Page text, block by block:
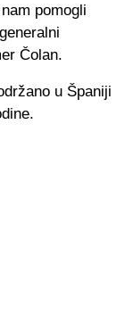
pomogli
Čolan.
u Španiji